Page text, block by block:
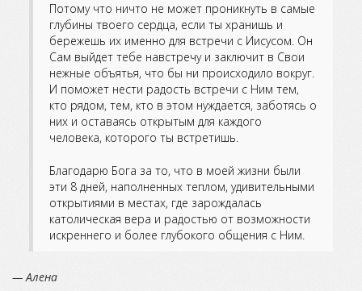
Потому что ничто не может проникнуть в самые
глубины твоего сердца, если ты хранишь и
бережешь их именно для встречи с Иисусом. Он
Сам выйдет тебе навстречу и заключит в Свои
нежные объятья, что бы ни происходило вокруг.
И поможет нести радость встречи с Ним тем,
кто рядом, тем, кто в этом нуждается, заботясь о
них и оставаясь открытым для каждого
человека, которого ты встретишь.
Благодарю Бога за то, что в моей жизни были
эти 8 дней, наполненных теплом, удивительными
открытиями в местах, где зарождалась
католическая вера и радостью от возможности
искреннего и более глубокого общения с Ним.
— Алена